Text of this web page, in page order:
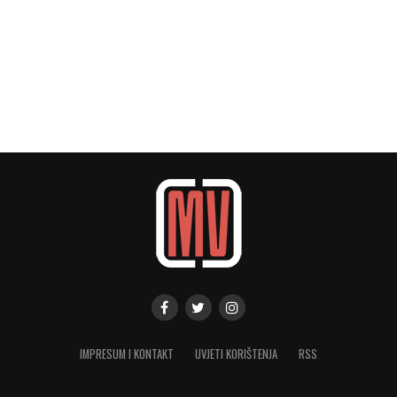
IMPRESUM I KONTAKT UVJETI KORIŠTENJA RSS